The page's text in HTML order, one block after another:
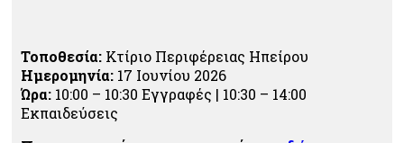
Τοποθεσία: Κτίριο Περιφέρειας Ηπείρου
Ημερομηνία: 17 Ιουνίου 2026
Ώρα: 10:00 – 10:30 Εγγραφές | 10:30 – 14:00
Εκπαιδεύσεις